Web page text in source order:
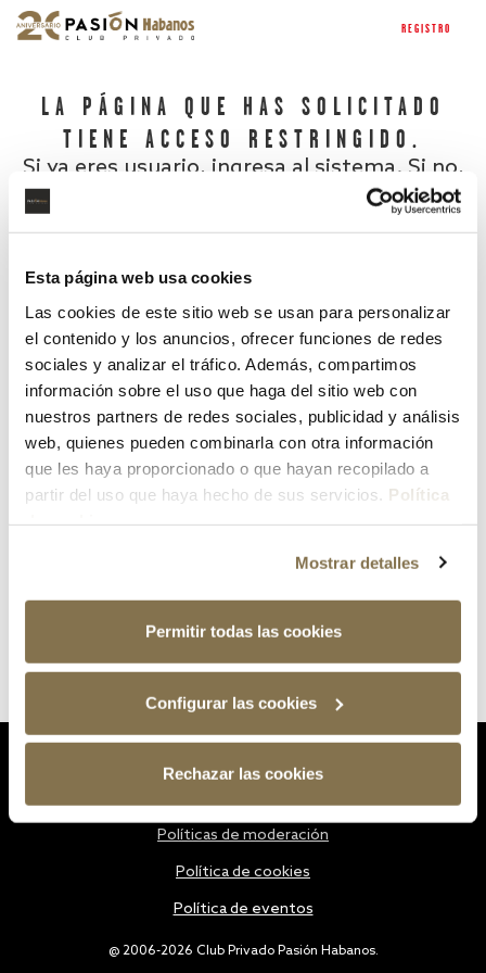
Esta página web usa cookies
Las cookies de este sitio web se usan para personalizar
el contenido y los anuncios, ofrecer funciones de redes
sociales y analizar el tráfico. Además, compartimos
información sobre el uso que haga del sitio web con
nuestros partners de redes sociales, publicidad y análisis
web, quienes pueden combinarla con otra información
que les haya proporcionado o que hayan recopilado a
partir del uso que haya hecho de sus servicios. Política
Mostrar detalles
Permitir todas las cookies
Configurar las cookies
Rechazar las cookies
REGISTRO
LA PÁGINA QUE HAS SOLICITADO
TIENE ACCESO RESTRINGIDO.
Si ya eres usuario, ingresa al sistema. Si no,
¿Has olvidado tu contraseña?
@ 2006-2026 Club Privado Pasión Habanos.
Políticas de moderación
Política de cookies
Política de eventos